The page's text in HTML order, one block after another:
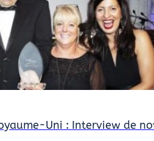
Uni : Interview de